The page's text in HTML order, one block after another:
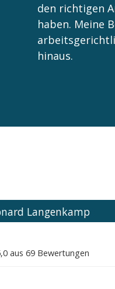
den richtigen
haben. Meine
hinaus.
Langenkamp
aus 69 Bewertungen